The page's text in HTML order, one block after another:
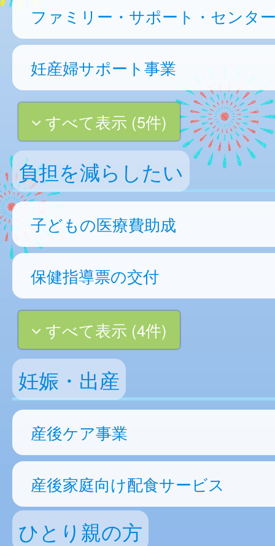
ファミリー・サポート・センタ
妊産婦サポート事業
すべて表示 (5件)
負担を減らしたい
子どもの医療費助成
保健指導票の交付
すべて表示 (4件)
妊娠・出産
産後ケア事業
産後家庭向け配食サービス
ひとり親の方